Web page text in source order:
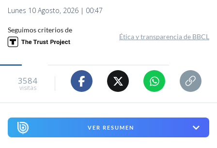
Lunes 10 Agosto, 2026 | 00:47
Seguimos criterios de
Ética y transparencia de BBCL
3584
visitas
VER RESUMEN